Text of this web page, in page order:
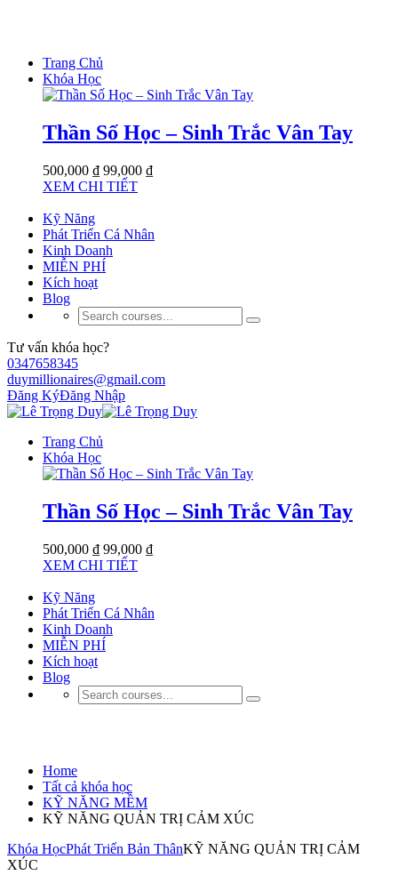
Trang Chủ
Khóa Học
Thần Số Học – Sinh Trắc Vân Tay
500,000 ₫ 99,000 ₫
XEM CHI TIẾT
Kỹ Năng
Phát Triển Cá Nhân
Kinh Doanh
MIỄN PHÍ
Kích hoạt
Blog
Tư vấn khóa học?
0347658345
duymillionaires@gmail.com
Đăng KýĐăng Nhập
Trang Chủ
Khóa Học
Thần Số Học – Sinh Trắc Vân Tay
500,000 ₫ 99,000 ₫
XEM CHI TIẾT
Kỹ Năng
Phát Triển Cá Nhân
Kinh Doanh
MIỄN PHÍ
Kích hoạt
Blog
Home
Tất cả khóa học
KỸ NĂNG MỀM
KỸ NĂNG QUẢN TRỊ CẢM XÚC
Khóa HọcPhát Triển Bản ThânKỸ NĂNG QUẢN TRỊ CẢM
XÚC